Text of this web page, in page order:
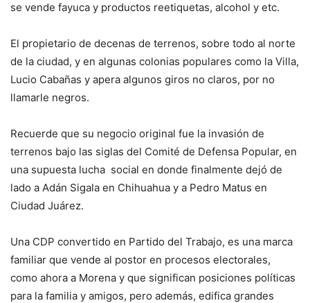
se vende fayuca y productos reetiquetas, alcohol y etc.
El propietario de decenas de terrenos, sobre todo al norte
de la ciudad, y en algunas colonias populares como la Villa,
Lucio Cabañas y apera algunos giros no claros, por no
llamarle negros.
Recuerde que su negocio original fue la invasión de
terrenos bajo las siglas del Comité de Defensa Popular, en
una supuesta lucha social en donde finalmente dejó de
lado a Adán Sigala en Chihuahua y a Pedro Matus en
Ciudad Juárez.
Una CDP convertido en Partido del Trabajo, es una marca
familiar que vende al postor en procesos electorales,
como ahora a Morena y que significan posiciones políticas
para la familia y amigos, pero además, edifica grandes